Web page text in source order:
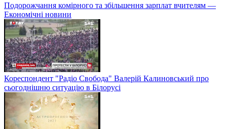
Подорожчання комірного та збільшення зарплат вчителям —
Економічні новини
Кореспондент "Радіо Свобода" Валерій Калиновський про
сьогоднішню ситуацію в Білорусі